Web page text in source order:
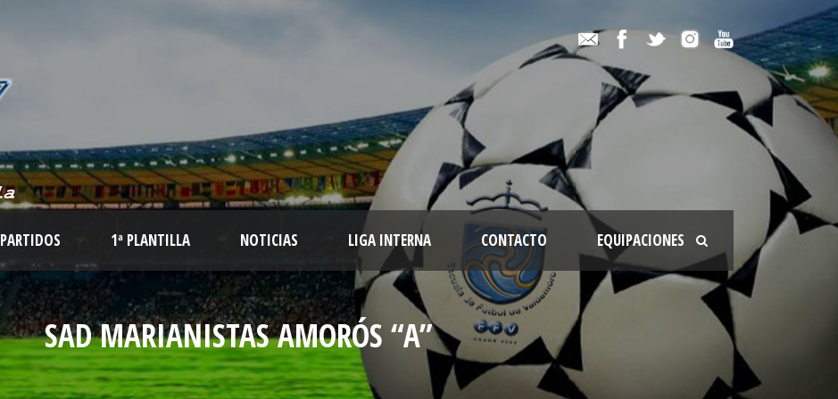
PARTIDOS 1ª PLANTILLA NOTICIAS LIGA INTERNA CONTACTO EQUIPACIONES
SAD MARIANISTAS AMORÓS “A”